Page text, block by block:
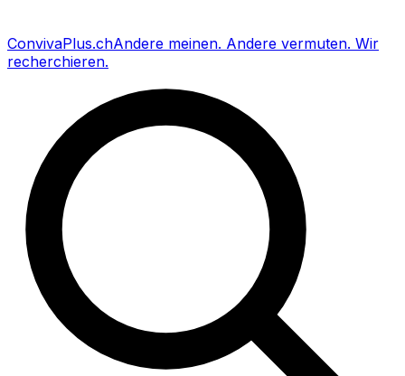
ConvivaPlus.chAndere meinen. Andere vermuten. Wir
recherchieren.